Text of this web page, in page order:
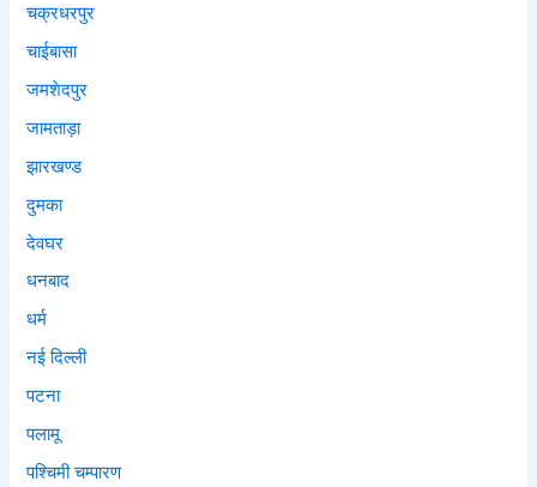
चक्रधरपुर
चाईबासा
जमशेदपुर
जामताड़ा
झारखण्ड
दुमका
देवघर
धनबाद
धर्म
नई दिल्ली
पटना
पलामू
पश्चिमी चम्पारण